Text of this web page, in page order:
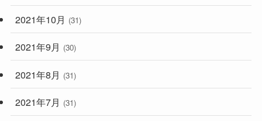
2021年10月 (31)
2021年9月 (30)
2021年8月 (31)
2021年7月 (31)